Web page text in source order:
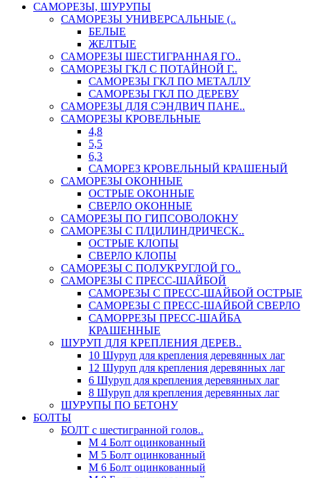
САМОРЕЗЫ, ШУРУПЫ
САМОРЕЗЫ УНИВЕРСАЛЬНЫЕ (..
БЕЛЫЕ
ЖЕЛТЫЕ
САМОРЕЗЫ ШЕСТИГРАННАЯ ГО..
САМОРЕЗЫ ГКЛ С ПОТАЙНОЙ Г..
САМОРЕЗЫ ГКЛ ПО МЕТАЛЛУ
САМОРЕЗЫ ГКЛ ПО ДЕРЕВУ
САМОРЕЗЫ ДЛЯ СЭНДВИЧ ПАНЕ..
САМОРЕЗЫ КРОВЕЛЬНЫЕ
4,8
5,5
6,3
САМОРЕЗ КРОВЕЛЬНЫЙ КРАШЕНЫЙ
САМОРЕЗЫ ОКОННЫЕ
ОСТРЫЕ ОКОННЫЕ
СВЕРЛО ОКОННЫЕ
САМОРЕЗЫ ПО ГИПСОВОЛОКНУ
САМОРЕЗЫ С П/ЦИЛИНДРИЧЕСК..
ОСТРЫЕ КЛОПЫ
СВЕРЛО КЛОПЫ
САМОРЕЗЫ С ПОЛУКРУГЛОЙ ГО..
САМОРЕЗЫ С ПРЕСС-ШАЙБОЙ
САМОРЕЗЫ С ПРЕСС-ШАЙБОЙ ОСТРЫЕ
САМОРЕЗЫ С ПРЕСС-ШАЙБОЙ СВЕРЛО
САМОРРЕЗЫ ПРЕСС-ШАЙБА
КРАШЕННЫЕ
ШУРУП ДЛЯ КРЕПЛЕНИЯ ДЕРЕВ..
10 Шуруп для крепления деревянных лаг
12 Шуруп для крепления деревянных лаг
6 Шуруп для крепления деревянных лаг
8 Шуруп для крепления деревянных лаг
ШУРУПЫ ПО БЕТОНУ
БОЛТЫ
БОЛТ с шестигранной голов..
М 4 Болт оцинкованный
М 5 Болт оцинкованный
М 6 Болт оцинкованный